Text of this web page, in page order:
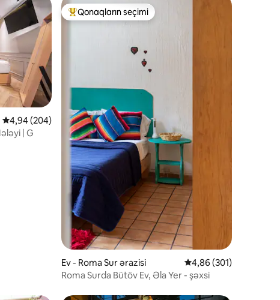
Ortalama reytinq 4,94/5, 204 rəy
4,94 (204)
| G
Populyar "Qonaqların seçimi"
Qonaqların seçimi
Ev - Roma Sur ərazisi Ortalama reytinq 4,86/
4,86 (301)
Roma Surda Bütöv Ev, Əla Yer - şəxsi